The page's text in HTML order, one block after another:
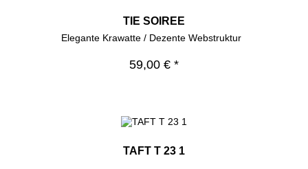
TIE SOIREE
Elegante Krawatte / Dezente Webstruktur
59,00 € *
TAFT T 23 1